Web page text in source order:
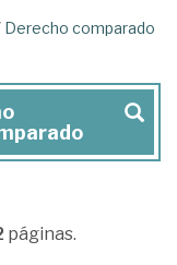
Derecho comparado
páginas.